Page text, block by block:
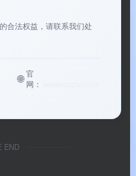
合法权益，请联系我们处
🌐官
网：
END